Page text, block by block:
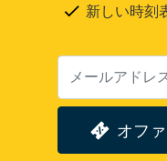
新しい時刻
オフ